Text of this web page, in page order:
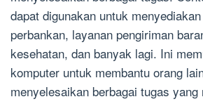
dapat digunakan untuk
perbankan, layanan pengiriman
kesehatan, dan banyak lagi. Ini
komputer untuk membantu orang
menyelesaikan berbagai tugas